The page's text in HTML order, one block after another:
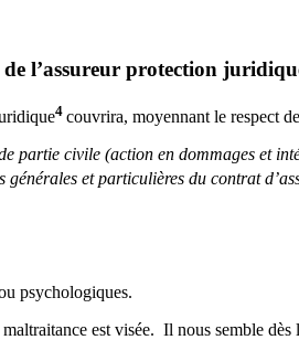
l’assureur protection
4 couvrira, moyennant le respect
partie civile (action en dommages et
et particulières du contrat
psychologiques.
est visée. Il nous semble